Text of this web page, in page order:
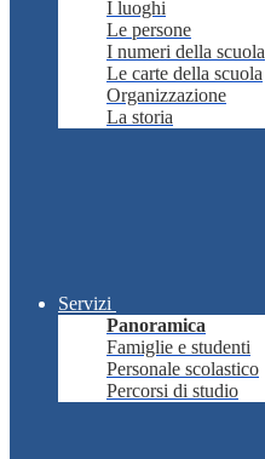
I luoghi
Le persone
I numeri della scuola
Le carte della scuola
Organizzazione
La storia
Servizi
Panoramica
Famiglie e studenti
Personale scolastico
Percorsi di studio